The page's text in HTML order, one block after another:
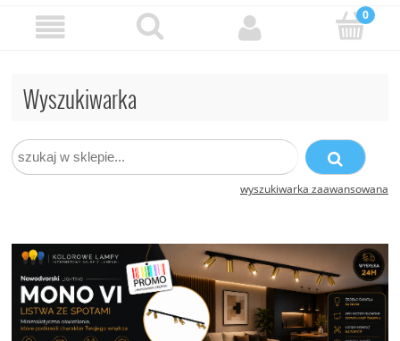
Wyszukiwarka
wyszukiwarka zaawansowana